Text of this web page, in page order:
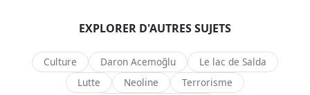
EXPLORER D'AUTRES SUJETS
Culture Daron Acemoğlu
Le lac de Salda
Lutte
Neoline
Terrorisme